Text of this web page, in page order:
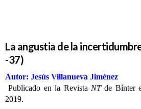
La angustia de la
-37)
Autor: Jesús Villanueva Jiménez
Publicado en la Revista NTde Bínter
2019.